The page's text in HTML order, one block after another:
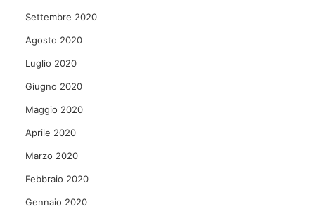
Settembre 2020
Agosto 2020
Luglio 2020
Giugno 2020
Maggio 2020
Aprile 2020
Marzo 2020
Febbraio 2020
Gennaio 2020